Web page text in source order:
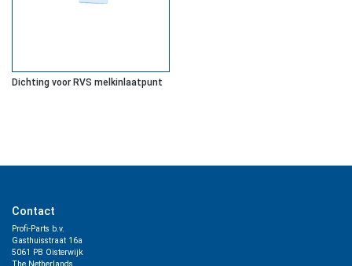
Dichting voor RVS melkinlaatpunt
Contact
Profi-Parts b.v.
Gasthuisstraat 16a
5061 PB Oisterwijk
The Netherlands